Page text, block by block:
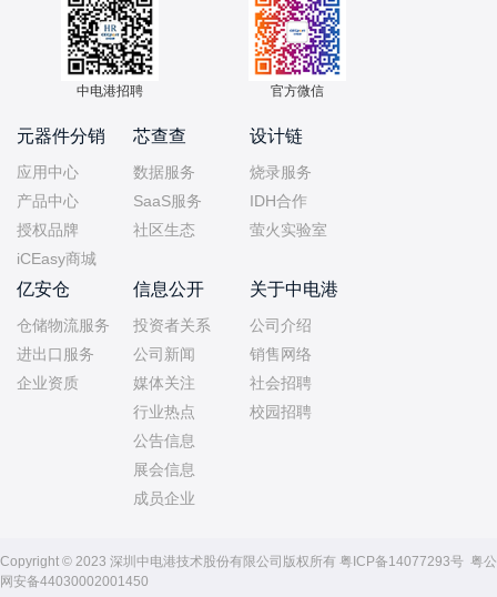
中电港招聘 官方微信
元器件分销
应用中心
产品中心
授权品牌
iCEasy商城
芯查查
数据服务
SaaS服务
社区生态
设计链
烧录服务
IDH合作
萤火实验室
亿安仓
仓储物流服务
进出口服务
企业资质
信息公开
投资者关系
公司新闻
媒体关注
行业热点
公告信息
展会信息
成员企业
关于中电港
公司介绍
销售网络
社会招聘
校园招聘
Copyright © 2023 深圳中电港技术股份有限公司版权所有 粤ICP备14077293号 粤公
网安备44030002001450